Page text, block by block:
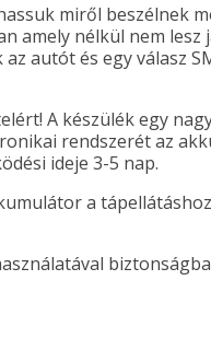
miről beszélnek
amely nélkül nem lesz
autót és egy válasz
A készülék egy
rendszerét az
ideje 3-5 nap.
a